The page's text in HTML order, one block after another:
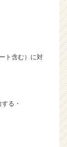
ト含む）に対
る・